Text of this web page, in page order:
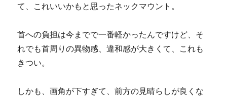
て、これいいかもと思ったネックマウント。
首への負担は今までで一番軽かったんですけど、そ
れでも首周りの異物感、違和感が大きくて、これも
きつい。
しかも、画角が下すぎて、前方の見晴らしが良くな